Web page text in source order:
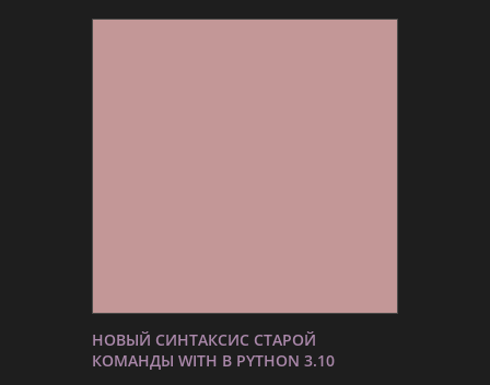
НОВЫЙ СИНТАКСИС СТАРОЙ
КОМАНДЫ WITH В PYTHON 3.10